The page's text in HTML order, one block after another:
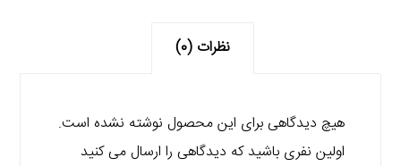
نظرات (0)
هیچ دیدگاهی برای این محصول نوشته نشده است.
اولین نفری باشید که دیدگاهی را ارسال می کنید